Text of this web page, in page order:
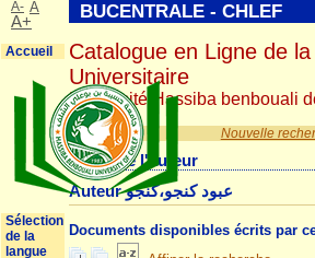
Nouvelle
Détail de l'auteur
Auteur عبود كنجو،كنجو
Documents disponibles écrits par
BUCENTRALE - CHLEF
Catalogue en Ligne de
Universitaire
Université Hassiba benbouali
A- A
A+
Accueil
Sélection
de la
langue